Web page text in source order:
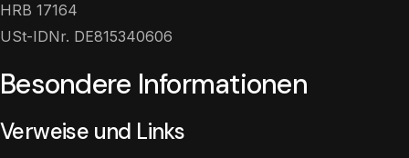
HRB 17164
USt-IDNr. DE815340606
Besondere Informationen
Verweise und Links